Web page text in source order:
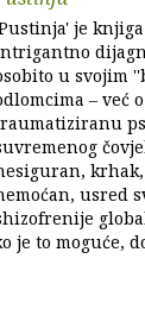
je
u svojim
– već
usred
je to moguće,